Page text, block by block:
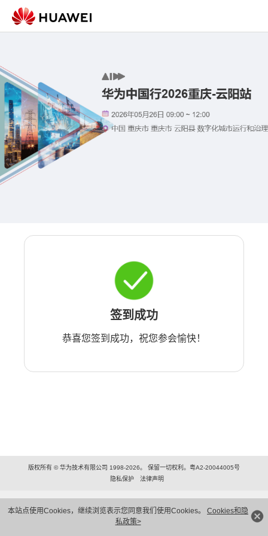
本站点使用Cookies，继续浏览表示您同意我们使用Cookies。 Cookies和隐
私政策>
签到成功
恭喜您签到成功，祝您参会愉快！
版权所有 © 华为技术有限公司 1998-2026。 保留一切权利。粤A2-20044005号
隐私保护
法律声明